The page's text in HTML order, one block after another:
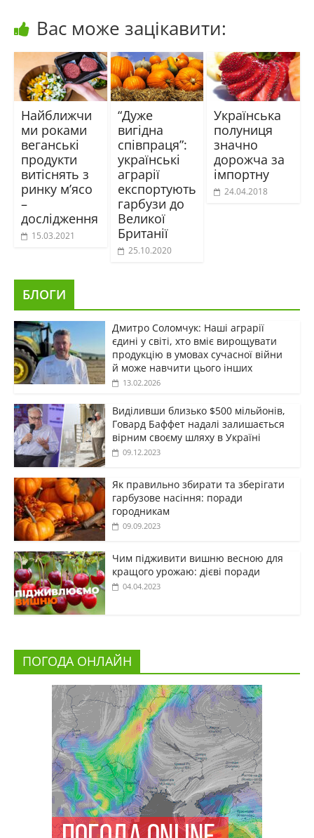
Вас може зацікавити:
Найближчи
ми роками
веганські
продукти
витіснять з
ринку м’ясо
–
дослідження
15.03.2021
“Дуже
вигідна
співпраця”:
українські
аграрії
експортують
гарбузи до
Великої
Британії
25.10.2020
Українська
полуниця
значно
дорожча за
імпортну
24.04.2018
БЛОГИ
Дмитро Соломчук: Наші аграрії
єдині у світі, хто вміє вирощувати
продукцію в умовах сучасної війни
й може навчити цього інших
13.02.2026
Виділивши близько $500 мільйонів,
Говард Баффет надалі залишається
вірним своєму шляху в Україні
09.12.2023
Як правильно збирати та зберігати
гарбузове насіння: поради
городникам
09.09.2023
Чим підживити вишню весною для
кращого урожаю: дієві поради
04.04.2023
ПОГОДА ОНЛАЙН